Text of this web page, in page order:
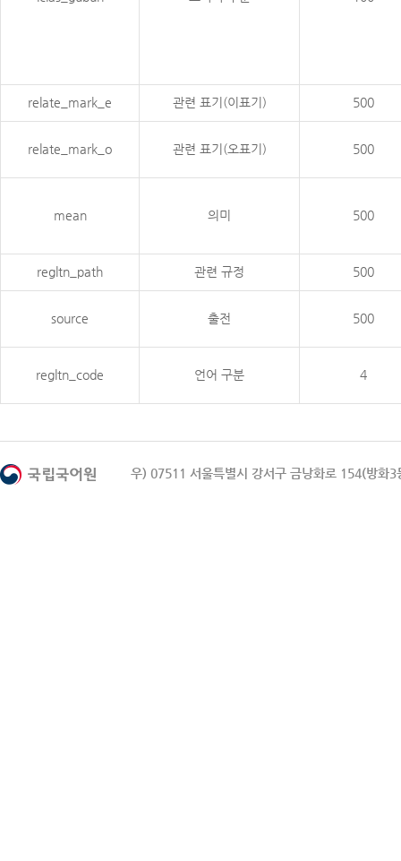
relate_mark_e 관련 표기(이표기) 500
relate_mark_o 관련 표기(오표기) 500
mean 의미 500
regltn_path 관련 규정 500
source 출전 500
regltn_code 언어 구분 4
우) 07511 서울특별시 강서구 금낭화로 154(방화3